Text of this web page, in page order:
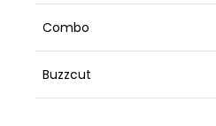
Combo
Buzzcut